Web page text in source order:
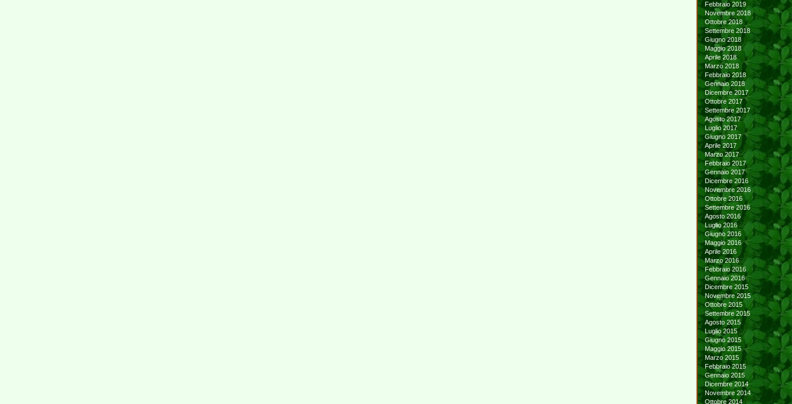
Febbraio 2019
Novembre 2018
Ottobre 2018
Settembre 2018
Giugno 2018
Maggio 2018
Aprile 2018
Marzo 2018
Febbraio 2018
Gennaio 2018
Dicembre 2017
Ottobre 2017
Settembre 2017
Agosto 2017
Luglio 2017
Giugno 2017
Aprile 2017
Marzo 2017
Febbraio 2017
Gennaio 2017
Dicembre 2016
Novembre 2016
Ottobre 2016
Settembre 2016
Agosto 2016
Luglio 2016
Giugno 2016
Maggio 2016
Aprile 2016
Marzo 2016
Febbraio 2016
Gennaio 2016
Dicembre 2015
Novembre 2015
Ottobre 2015
Settembre 2015
Agosto 2015
Luglio 2015
Giugno 2015
Maggio 2015
Marzo 2015
Febbraio 2015
Gennaio 2015
Dicembre 2014
Novembre 2014
Ottobre 2014